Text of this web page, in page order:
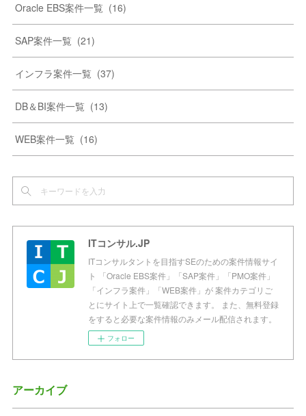
Oracle EBS案件一覧 (16)
SAP案件一覧 (21)
インフラ案件一覧 (37)
DB＆BI案件一覧 (13)
WEB案件一覧 (16)
ITコンサル.JP
ITコンサルタントを目指すSEのための案件情報サイ
ト 「Oracle EBS案件」「SAP案件」「PMO案件」
「インフラ案件」「WEB案件」が 案件カテゴリご
とにサイト上で一覧確認できます。 また、無料登録
をすると必要な案件情報のみメール配信されます。
フォロー
アーカイブ